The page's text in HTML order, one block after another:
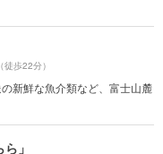
（徒歩22分）
新鮮な魚介類など、富士山麓
」